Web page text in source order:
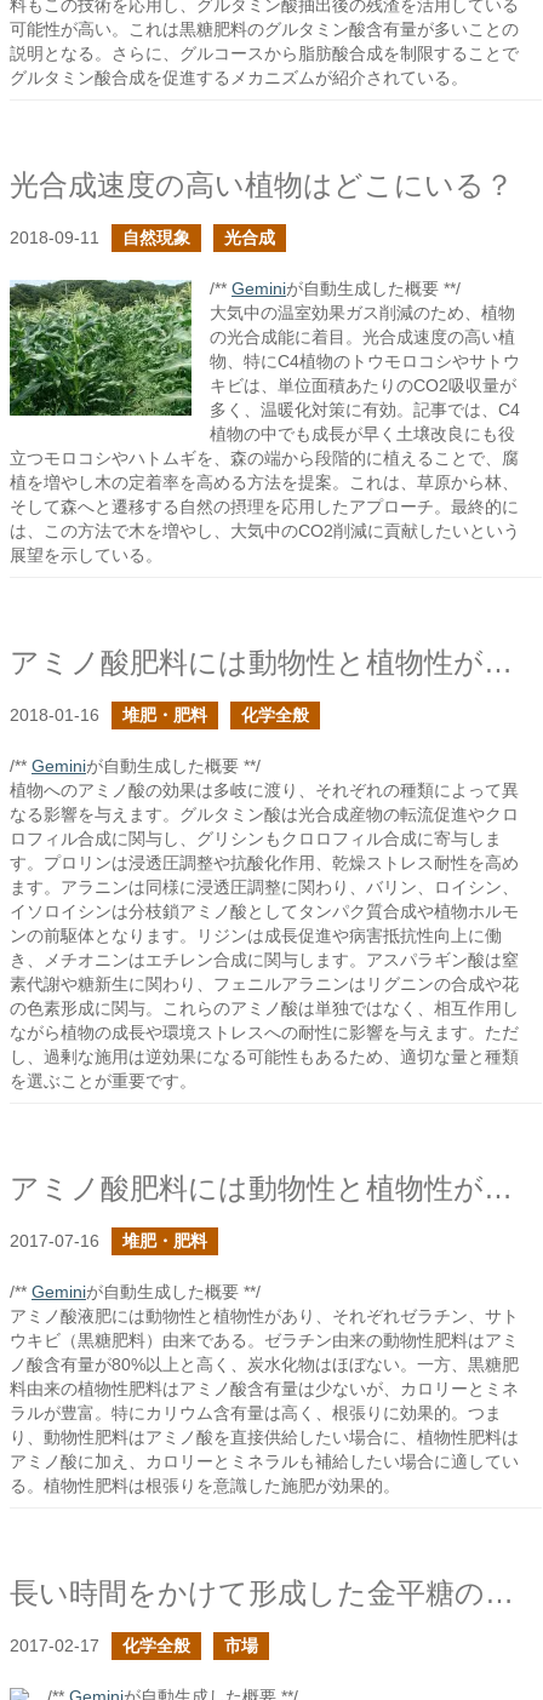
料もこの技術を応用し、グルタミン酸抽出後の残渣を活用している
可能性が高い。これは黒糖肥料のグルタミン酸含有量が多いことの
説明となる。さらに、グルコースから脂肪酸合成を制限することで
グルタミン酸合成を促進するメカニズムが紹介されている。
光合成速度の高い植物はどこにいる？
2018-09-11 自然現象 光合成
/** Geminiが自動生成した概要 **/
大気中の温室効果ガス削減のため、植物
の光合成能に着目。光合成速度の高い植
物、特にC4植物のトウモロコシやサトウ
キビは、単位面積あたりのCO2吸収量が
多く、温暖化対策に有効。記事では、C4
植物の中でも成長が早く土壌改良にも役
立つモロコシやハトムギを、森の端から段階的に植えることで、腐
植を増やし木の定着率を高める方法を提案。これは、草原から林、
そして森へと遷移する自然の摂理を応用したアプローチ。最終的に
は、この方法で木を増やし、大気中のCO2削減に貢献したいという
展望を示している。
アミノ酸肥料には動物性と植物性があるけれど、再考
2018-01-16 堆肥・肥料 化学全般
/** Geminiが自動生成した概要 **/
植物へのアミノ酸の効果は多岐に渡り、それぞれの種類によって異
なる影響を与えます。グルタミン酸は光合成産物の転流促進やクロ
ロフィル合成に関与し、グリシンもクロロフィル合成に寄与しま
す。プロリンは浸透圧調整や抗酸化作用、乾燥ストレス耐性を高め
ます。アラニンは同様に浸透圧調整に関わり、バリン、ロイシン、
イソロイシンは分枝鎖アミノ酸としてタンパク質合成や植物ホルモ
ンの前駆体となります。リジンは成長促進や病害抵抗性向上に働
き、メチオニンはエチレン合成に関与します。アスパラギン酸は窒
素代謝や糖新生に関わり、フェニルアラニンはリグニンの合成や花
の色素形成に関与。これらのアミノ酸は単独ではなく、相互作用し
ながら植物の成長や環境ストレスへの耐性に影響を与えます。ただ
し、過剰な施用は逆効果になる可能性もあるため、適切な量と種類
を選ぶことが重要です。
アミノ酸肥料には動物性と植物性があるけれど
2017-07-16 堆肥・肥料
/** Geminiが自動生成した概要 **/
アミノ酸液肥には動物性と植物性があり、それぞれゼラチン、サト
ウキビ（黒糖肥料）由来である。ゼラチン由来の動物性肥料はアミ
ノ酸含有量が80%以上と高く、炭水化物はほぼない。一方、黒糖肥
料由来の植物性肥料はアミノ酸含有量は少ないが、カロリーとミネ
ラルが豊富。特にカリウム含有量は高く、根張りに効果的。つま
り、動物性肥料はアミノ酸を直接供給したい場合に、植物性肥料は
アミノ酸に加え、カロリーとミネラルも補給したい場合に適してい
る。植物性肥料は根張りを意識した施肥が効果的。
長い時間をかけて形成した金平糖の不思議な形
2017-02-17 化学全般 市場